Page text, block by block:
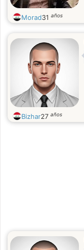
Morad31 años
Bizhar27 años